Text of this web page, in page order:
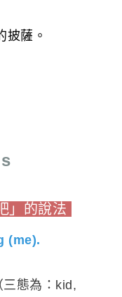
披薩。
」的說法
(me).
三態為：kid,